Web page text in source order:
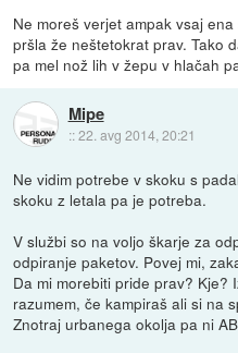
Ne moreš verjet ampak vsaj
pršla že neštetokrat prav. Tako
pa mel nož lih v žepu v hlačah
Mipe
::22. avg 2014, 20:21
Ne vidim potrebe v skoku s
skoku z letala pa je potreba.
V službi so na voljo škarje za
odpiranje paketov. Povej mi,
Da mi morebiti pride prav? Kje?
razumem, če kampiraš ali si na
Znotraj urbanega okolja pa ni